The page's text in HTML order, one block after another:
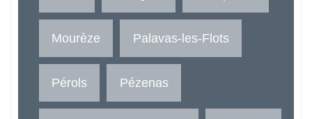
Mourèze Palavas-les-Flots
Pérols Pézenas